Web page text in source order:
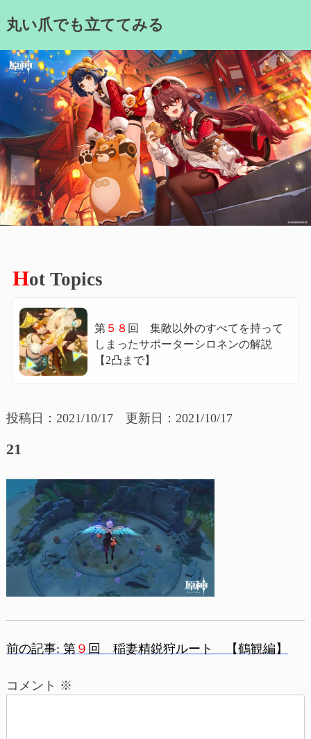
to丸い爪でも立ててみる
Hot Topics
第５８ 回 集敵以外のすべてを持って
しまったサポーターシロネンの解説
【2凸まで】
投稿日：2021/10/17 更新日：2021/10/17
21
投
稿
前の記事: 第９ 回 稲妻精鋭狩ルート 【鶴観編】
コメント ※